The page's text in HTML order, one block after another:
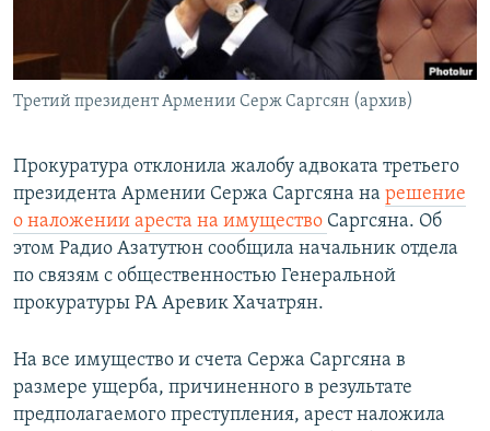
Все сайты Радио Азатутюн
Третий президент Армении Серж Саргсян (архив)
Прокуратура отклонила жалобу адвоката третьего
президента Армении Сержа Саргсяна на решение
о наложении ареста на имущество Саргсяна. Об
этом Радио Азатутюн сообщила начальник отдела
по связям с общественностью Генеральной
прокуратуры РА Аревик Хачатрян.
На все имущество и счета Сержа Саргсяна в
размере ущерба, причиненного в результате
предполагаемого преступления, арест наложила